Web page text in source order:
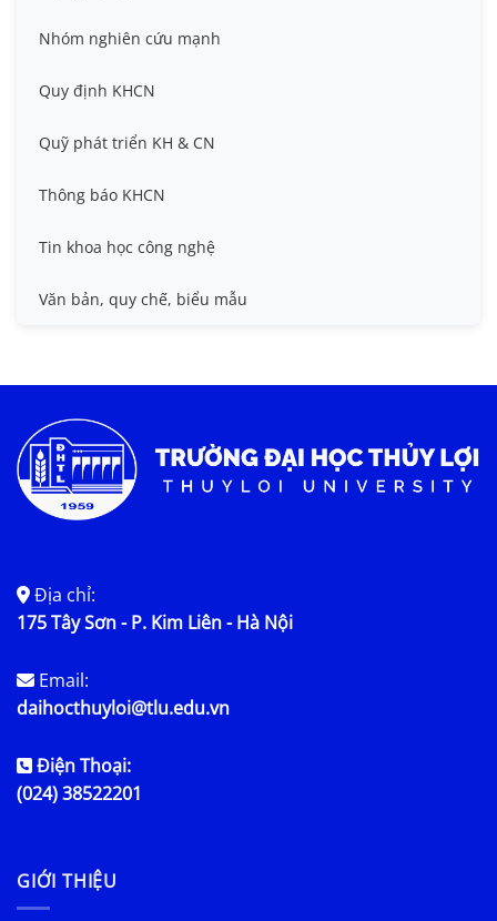
Đề tài cấp Bộ, Thành phố
Hội nghị khoa học thường niên
Hội nghị Khoa học sinh viên
Hội nghị quốc tế và hội nghị khác
Nhóm nghiên cứu mạnh
Quy định KHCN
Quỹ phát triển KH & CN
Thông báo KHCN
Tin khoa học công nghệ
Văn bản, quy chế, biểu mẫu
Địa chỉ:
175 Tây Sơn - P. Kim Liên - Hà Nội
Email:
daihocthuyloi@tlu.edu.vn
Điện Thoại:
(024) 38522201
GIỚI THIỆU